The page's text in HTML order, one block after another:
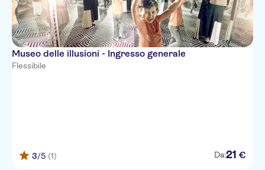
Museo delle illusioni - Ingresso generale
Flessibile
3/5 (1) Da:21 €